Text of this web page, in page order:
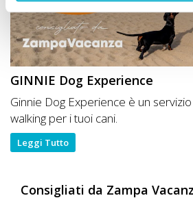
GINNIE Dog Experience
Ginnie Dog Experience è un
walking per i tuoi cani.
Leggi Tutto
Consigliati da Zampa